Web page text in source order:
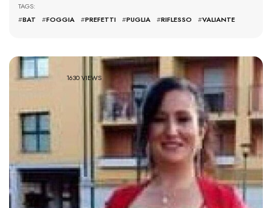
TAGS:
#BAT #FOGGIA #PREFETTI #PUGLIA #RIFLESSO #VALIANTE
1630 VIEWS